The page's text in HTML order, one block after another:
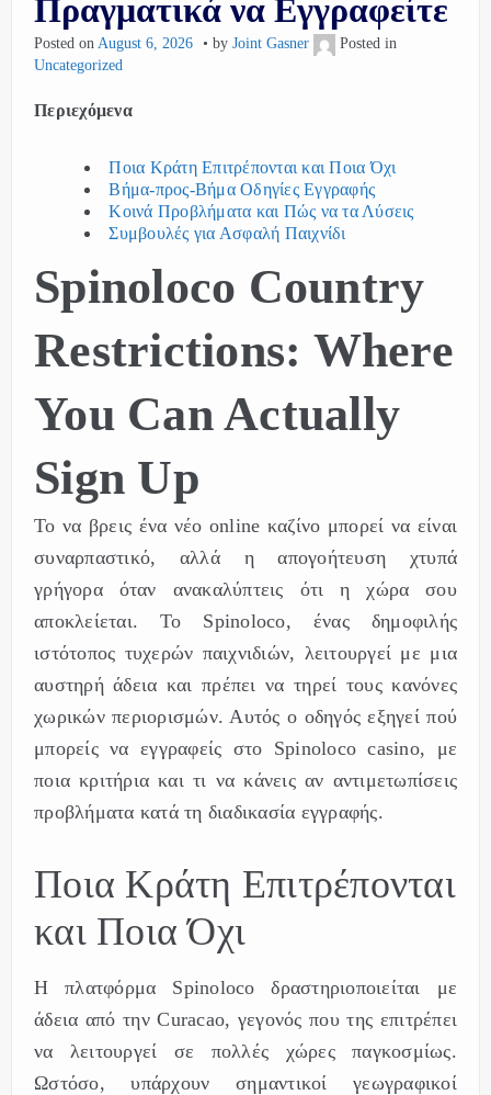
Πραγματικά να Εγγραφείτε
Posted onAugust 6, 2026 by Joint Gasner
Posted in
Uncategorized
Περιεχόμενα
Ποια Κράτη Επιτρέπονται και Ποια Όχι
Βήμα-προς-Βήμα Οδηγίες Εγγραφής
Κοινά Προβλήματα και Πώς να τα Λύσεις
Συμβουλές για Ασφαλή Παιχνίδι
Spinoloco Country
Restrictions: Where
You Can Actually
Sign Up
Το να βρεις ένα νέο online καζίνο μπορεί να είναι
συναρπαστικό, αλλά η απογοήτευση χτυπά
γρήγορα όταν ανακαλύπτεις ότι η χώρα σου
αποκλείεται. Το Spinoloco, ένας δημοφιλής
ιστότοπος τυχερών παιχνιδιών, λειτουργεί με μια
αυστηρή άδεια και πρέπει να τηρεί τους κανόνες
χωρικών περιορισμών. Αυτός ο οδηγός εξηγεί πού
μπορείς να εγγραφείς στο Spinoloco casino, με
ποια κριτήρια και τι να κάνεις αν αντιμετωπίσεις
προβλήματα κατά τη διαδικασία εγγραφής.
Ποια Κράτη Επιτρέπονται
και Ποια Όχι
Η πλατφόρμα Spinoloco δραστηριοποιείται με
άδεια από την Curacao, γεγονός που της επιτρέπει
να λειτουργεί σε πολλές χώρες παγκοσμίως.
Ωστόσο, υπάρχουν σημαντικοί γεωγραφικοί